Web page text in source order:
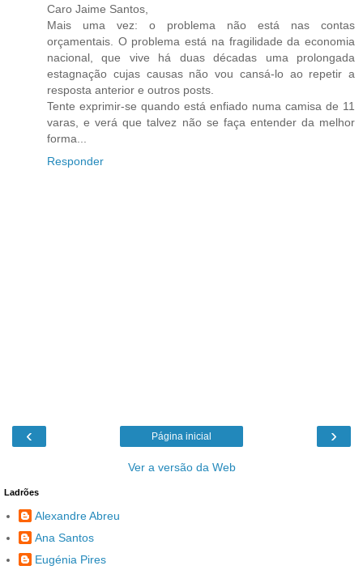
Caro Jaime Santos,
Mais uma vez: o problema não está nas contas
orçamentais. O problema está na fragilidade da economia
nacional, que vive há duas décadas uma prolongada
estagnação cujas causas não vou cansá-lo ao repetir a
resposta anterior e outros posts.
Tente exprimir-se quando está enfiado numa camisa de 11
varas, e verá que talvez não se faça entender da melhor
forma...
Responder
‹ ›
Página inicial
Ver a versão da Web
Ladrões
Alexandre Abreu
Ana Santos
Eugénia Pires